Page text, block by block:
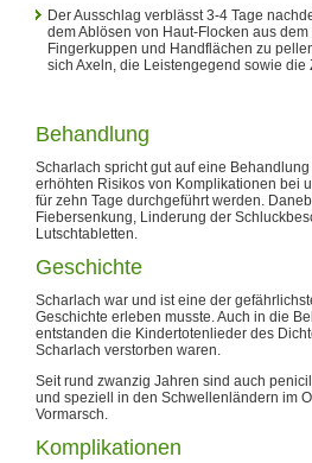
Der Ausschlag verblässt 3-4 Tage
dem Ablösen von Haut-Flocken aus
Fingerkuppen und Handflächen zu
sich Axeln, die Leistengegend sowie die
Behandlung
Scharlach spricht gut auf eine
erhöhten Risikos von Komplikationen bei
für zehn Tage durchgeführt werden.
Fiebersenkung, Linderung der
Lutschtabletten.
Geschichte
Scharlach war und ist eine der
Geschichte erleben musste. Auch in die
entstanden die Kindertotenlieder des
Scharlach verstorben waren.
Seit rund zwanzig Jahren sind auch
und speziell in den Schwellenländern im
Vormarsch.
Komplikationen